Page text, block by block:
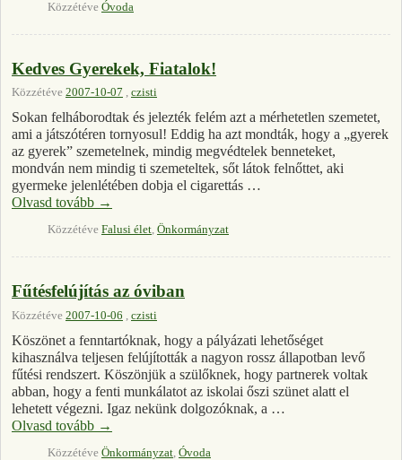
Közzétéve Óvoda
Kedves Gyerekek, Fiatalok!
Közzétéve 2007-10-07 , czisti
Sokan felháborodtak és jelezték felém azt a mérhetetlen szemetet,
ami a játszótéren tornyosul! Eddig ha azt mondták, hogy a „gyerek
az gyerek” szemetelnek, mindig megvédtelek benneteket,
mondván nem mindig ti szemeteltek, sőt látok felnőttet, aki
gyermeke jelenlétében dobja el cigarettás …
Olvasd tovább →
Közzétéve Falusi élet, Önkormányzat
Fűtésfelújítás az óviban
Közzétéve 2007-10-06 , czisti
Köszönet a fenntartóknak, hogy a pályázati lehetőséget
kihasználva teljesen felújították a nagyon rossz állapotban levő
fűtési rendszert. Köszönjük a szülőknek, hogy partnerek voltak
abban, hogy a fenti munkálatot az iskolai őszi szünet alatt el
lehetett végezni. Igaz nekünk dolgozóknak, a …
Olvasd tovább →
Közzétéve Önkormányzat Óvoda